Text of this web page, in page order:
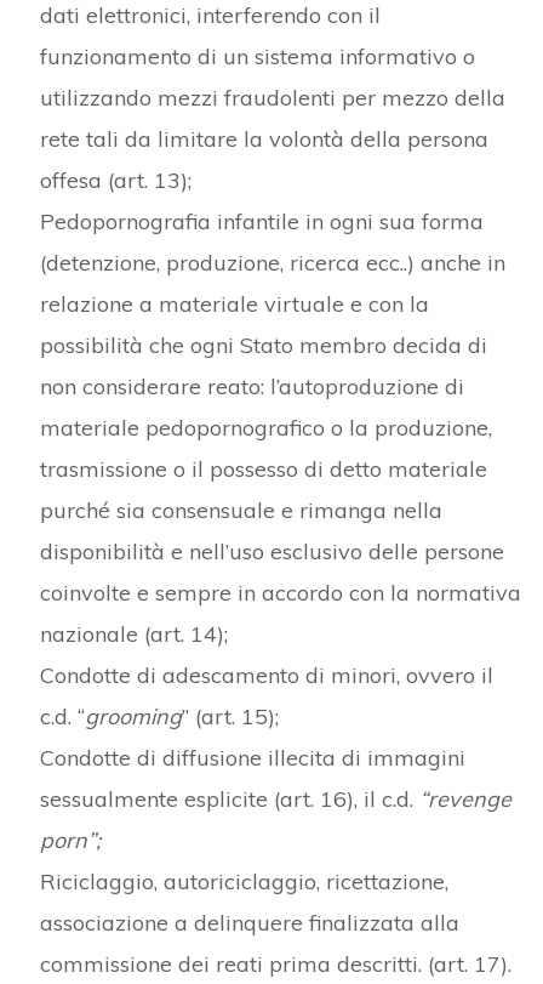
dati elettronici, interferendo con il
funzionamento di un sistema informativo o
utilizzando mezzi fraudolenti per mezzo della
rete tali da limitare la volontà della persona
offesa (art. 13);
Pedopornografia infantile in ogni sua forma
(detenzione, produzione, ricerca ecc..) anche in
relazione a materiale virtuale e con la
possibilità che ogni Stato membro decida di
non considerare reato: l’autoproduzione di
materiale pedopornografico o la produzione,
trasmissione o il possesso di detto materiale
purché sia consensuale e rimanga nella
disponibilità e nell’uso esclusivo delle persone
coinvolte e sempre in accordo con la normativa
nazionale (art. 14);
Condotte di adescamento di minori, ovvero il
c.d. “grooming” (art. 15);
Condotte di diffusione illecita di immagini
sessualmente esplicite (art. 16), il c.d. “revenge
porn”;
Riciclaggio, autoriciclaggio, ricettazione,
associazione a delinquere finalizzata alla
commissione dei reati prima descritti. (art. 17).